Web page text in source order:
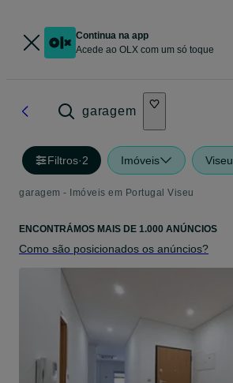
Continua na app
Acede ao OLX com um só toque
garagem
Filtros·2 Imóveis Viseu
garagem - Imóveis em Portugal Viseu
ENCONTRÁMOS MAIS DE 1.000 ANÚNCIOS
Como são posicionados os anúncios?